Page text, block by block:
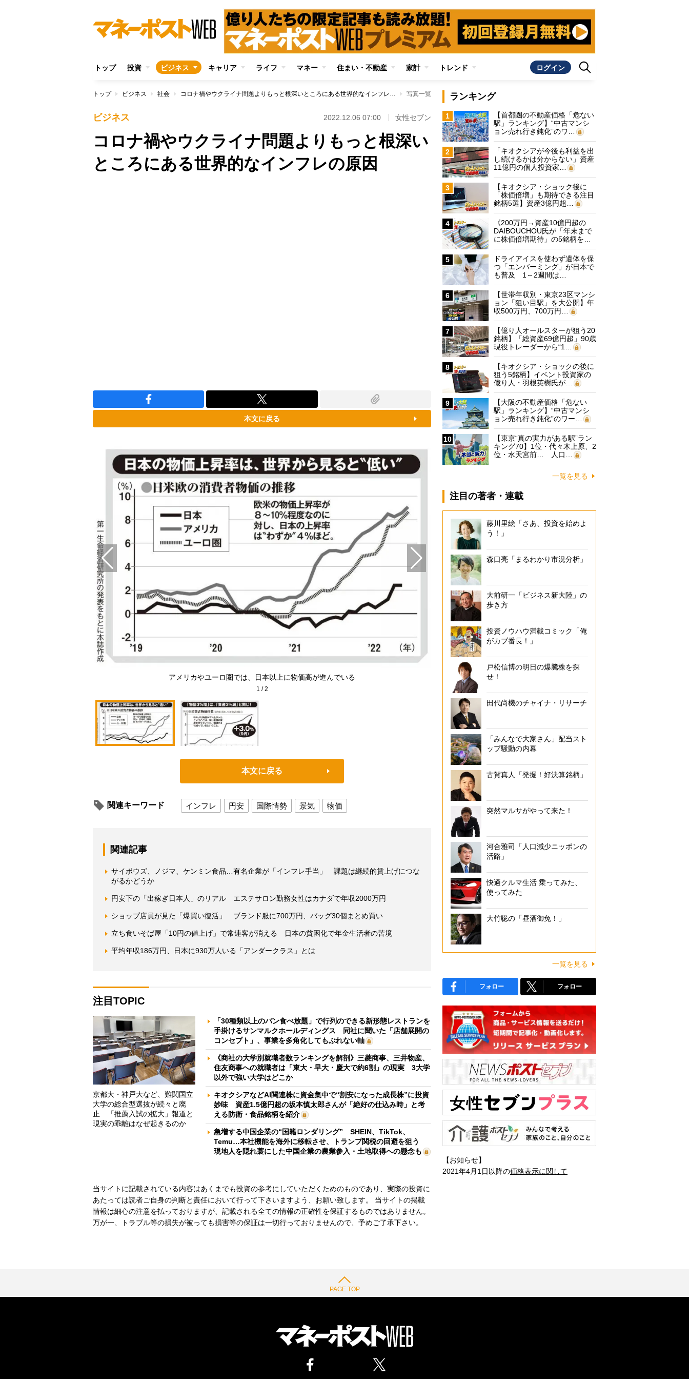
トップ 投資 ビジネス キャリア ライフ マネー 住まい・不動産 家計 トレンド ログイン
トップ ビジネス 社会 コロナ禍やウクライナ問題よりもっと根深いところにある世界的なインフレの原因 写真一覧
ビジネス 2022.12.06 07:00 女性セブン
コロナ禍やウクライナ問題よりもっと根深い
ところにある世界的なインフレの原因
本文に戻る
アメリカやユーロ圏では、日本以上に物価高が進んでいる
1 /2
本文に戻る
関連キーワード インフレ 円安 国際情勢 景気 物価
関連記事
サイボウズ、ノジマ、ケンミン食品…有名企業が「インフレ手当」 課題は継続的賃上げにつな
がるかどうか
円安下の「出稼ぎ日本人」のリアル エステサロン勤務女性はカナダで年収2000万円
ショップ店員が見た「爆買い復活」 ブランド服に700万円、バッグ30個まとめ買い
立ち食いそば屋「10円の値上げ」で常連客が消える 日本の貧困化で年金生活者の苦境
平均年収186万円、日本に930万人いる「アンダークラス」とは
注目TOPIC
京都大・神戸大など、難関国立
大学の総合型選抜が続々と廃
止 「推薦入試の拡大」報道と
現実の乖離はなぜ起きるのか
「30種類以上のパン食べ放題」で行列のできる新形態レストランを
手掛けるサンマルクホールディングス 同社に聞いた「店舗展開の
コンセプト」、事業を多角化してもぶれない軸
《商社の大学別就職者数ランキングを解剖》三菱商事、三井物産、
住友商事への就職者は「東大・早大・慶大で約6割」の現実 3大学
以外で強い大学はどこか
キオクシアなどAI関連株に資金集中で“割安になった成長株”に投資
妙味 資産1.5億円超の坂本慎太郎さんが「絶好の仕込み時」と考
える防衛・食品銘柄を紹介
急増する中国企業の“国籍ロンダリング” SHEIN、TikTok、
Temu…本社機能を海外に移転させ、トランプ関税の回避を狙う
現地人を隠れ蓑にした中国企業の農業参入・土地取得への懸念も
当サイトに記載されている内容はあくまでも投資の参考にしていただくためのものであり、実際の投資に
あたっては読者ご自身の判断と責任において行って下さいますよう、お願い致します。 当サイトの掲載
情報は細心の注意を払っておりますが、記載される全ての情報の正確性を保証するものではありません。
万が一、トラブル等の損失が被っても損害等の保証は一切行っておりませんので、予めご了承下さい。
ランキング
1
【首都圏の不動産価格「危ない
駅」ランキング】“中古マンシ
ョン売れ行き鈍化”のワ…
2
「キオクシアが今後も利益を出
し続けるかは分からない」資産
11億円の個人投資家…
3
【キオクシア・ショック後に
「株価倍増」も期待できる注目
銘柄5選】資産3億円超…
4
《200万円→資産10億円超の
DAIBOUCHOU氏が「年末まで
に株価倍増期待」の5銘柄を…
5
ドライアイスを使わず遺体を保
つ「エンバーミング」が日本で
も普及 1～2週間は…
6
【世帯年収別・東京23区マンシ
ョン「狙い目駅」を大公開】年
収500万円、700万円…
7
【億り人オールスターが狙う20
銘柄】「総資産69億円超」90歳
現役トレーダーから“1…
8
【キオクシア・ショックの後に
狙う5銘柄】イベント投資家の
億り人・羽根英樹氏が…
9
【大阪の不動産価格「危ない
駅」ランキング】“中古マンシ
ョン売れ行き鈍化”のワー…
10
【東京“真の実力がある駅”ラン
キング70】1位・代々木上原、2
位・水天宮前… 人口…
一覧を見る
注目の著者・連載
藤川里絵「さあ、投資を始めよ
う！」
森口亮「まるわかり市況分析」
大前研一「ビジネス新大陸」の
歩き方
投資ノウハウ満載コミック「俺
がカブ番長！」
戸松信博の明日の爆騰株を探
せ！
田代尚機のチャイナ・リサーチ
「みんなで大家さん」配当スト
ップ騒動の内幕
古賀真人「発掘！好決算銘柄」
突然マルサがやって来た！
河合雅司「人口減少ニッポンの
活路」
快適クルマ生活 乗ってみた、
使ってみた
大竹聡の「昼酒御免！」
一覧を見る
フォロー フォロー
【お知らせ】
2021年4月1日以降の価格表示に関して
PAGE TOP